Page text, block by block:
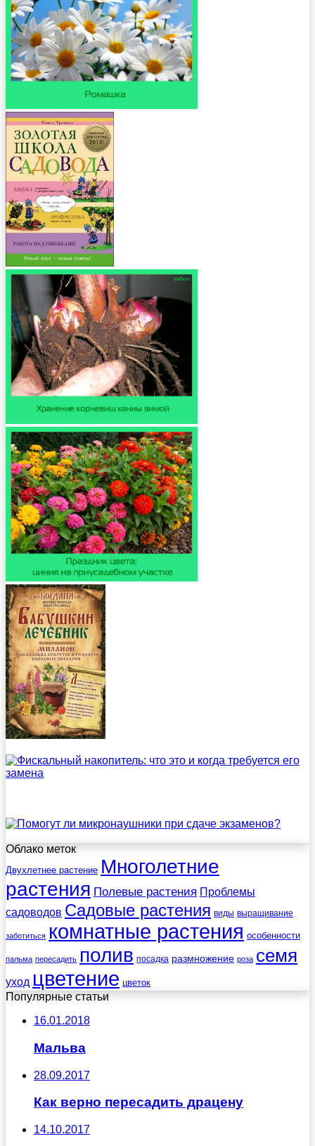
Облако меток
Двухлетнее растение Многолетние
растения Полевые растения Проблемы
садоводов Садовые растения виды выращивание
заботиться комнатные растения особенности
пальма пересадить полив посадка размножение роза семя
уход цветение цветок
Популярные статьи
16.01.2018
Мальва
28.09.2017
Как верно пересадить драцену
14.10.2017